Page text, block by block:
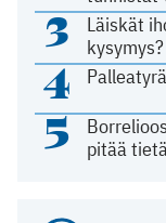
3
Läiskät
kysymys?
4
5
pitää